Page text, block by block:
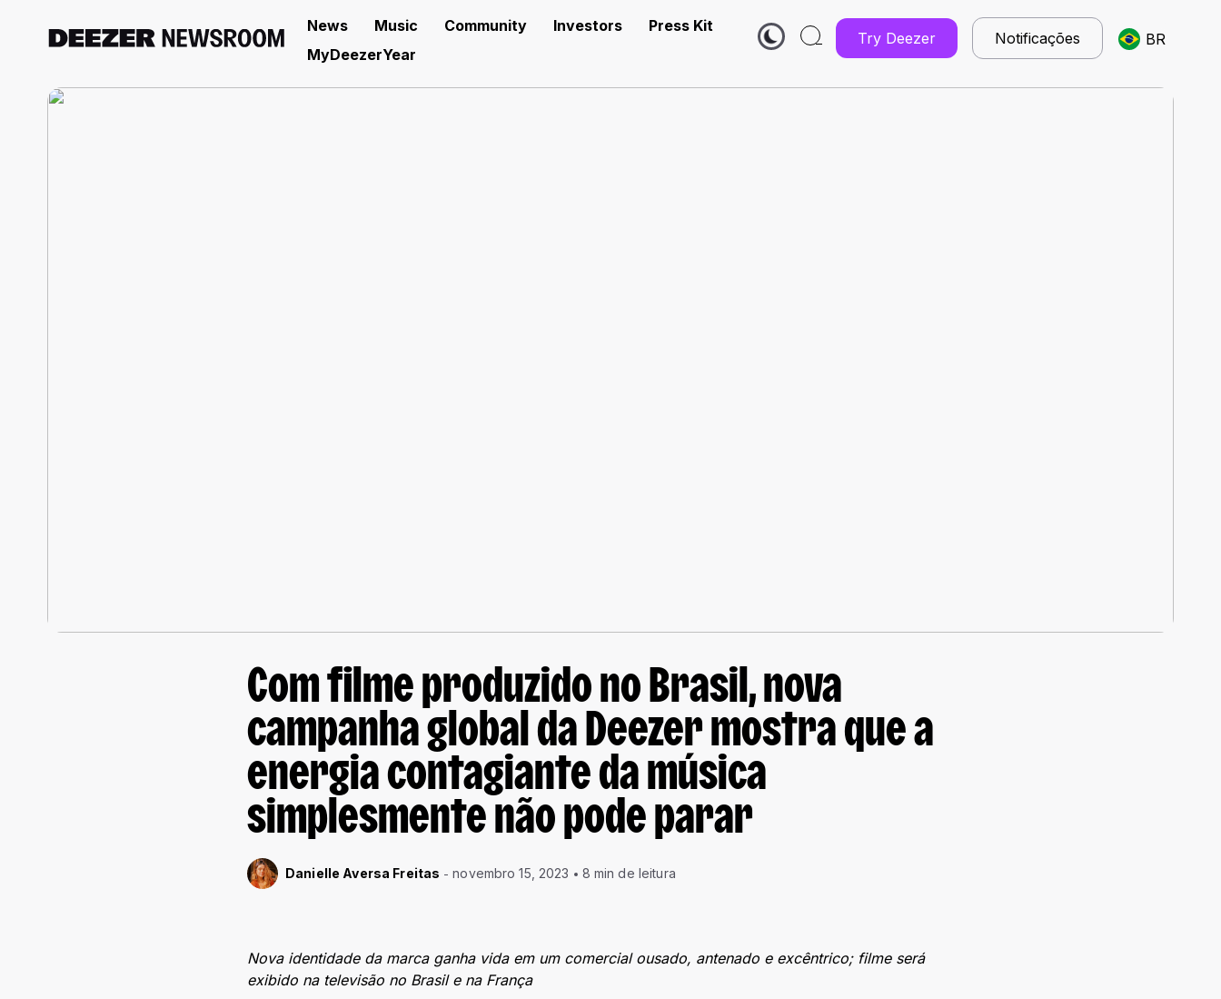
News Music Community Investors
Press Kit
MyDeezerYear
Try Deezer Notificações BR
Com filme produzido no Brasil, nova
campanha global da Deezer mostra que a
energia contagiante da música
simplesmente não pode parar
Danielle Aversa Freitas novembro 15, 2023 8 min de leitura
Nova identidade da marca ganha vida em um comercial ousado, antenado e excêntrico; filme será
exibido na televisão no Brasil e na França